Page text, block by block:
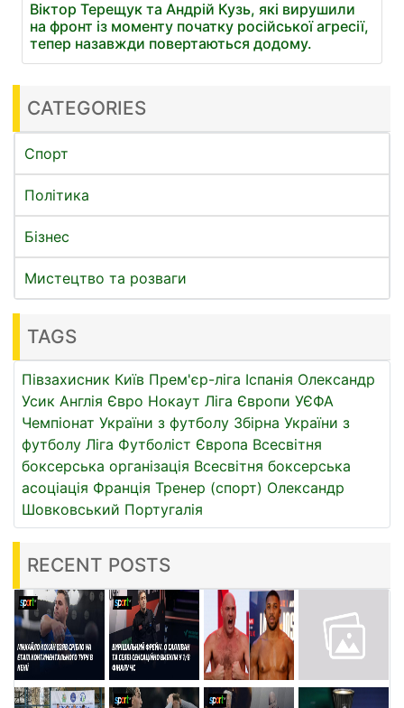
Віктор Терещук та Андрій Кузь, які вирушили
на фронт із моменту початку російської агресії,
тепер назавжди повертаються додому.
CATEGORIES
Спорт
Політика
Бізнес
Мистецтво та розваги
TAGS
Півзахисник Київ Прем'єр-ліга Іспанія Олександр
Усик Англія Євро Нокаут Ліга Європи УЄФА
Чемпіонат України з футболу Збірна України з
футболу Ліга Футболіст Європа Всесвітня
боксерська організація Всесвітня боксерська
асоціація Франція Тренер (спорт) Олександр
Шовковський Португалія
RECENT POSTS